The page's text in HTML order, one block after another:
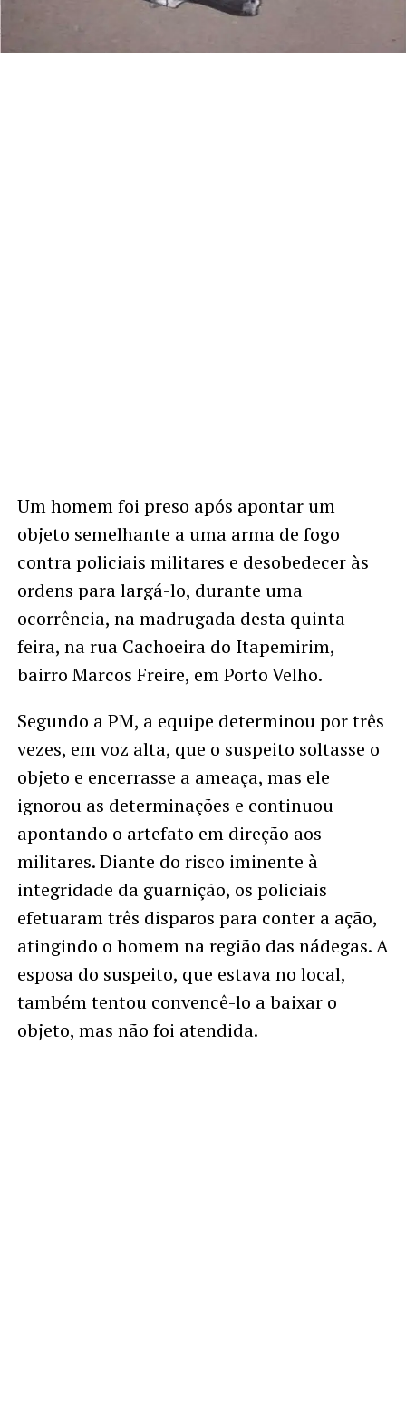
Um homem foi preso após apontar um
objeto semelhante a uma arma de fogo
contra policiais militares e desobedecer às
ordens para largá-lo, durante uma
ocorrência, na madrugada desta quinta-
feira, na rua Cachoeira do Itapemirim,
bairro Marcos Freire, em Porto Velho.
Segundo a PM, a equipe determinou por três
vezes, em voz alta, que o suspeito soltasse o
objeto e encerrasse a ameaça, mas ele
ignorou as determinações e continuou
apontando o artefato em direção aos
militares. Diante do risco iminente à
integridade da guarnição, os policiais
efetuaram três disparos para conter a ação,
atingindo o homem na região das nádegas. A
esposa do suspeito, que estava no local,
também tentou convencê-lo a baixar o
objeto, mas não foi atendida.